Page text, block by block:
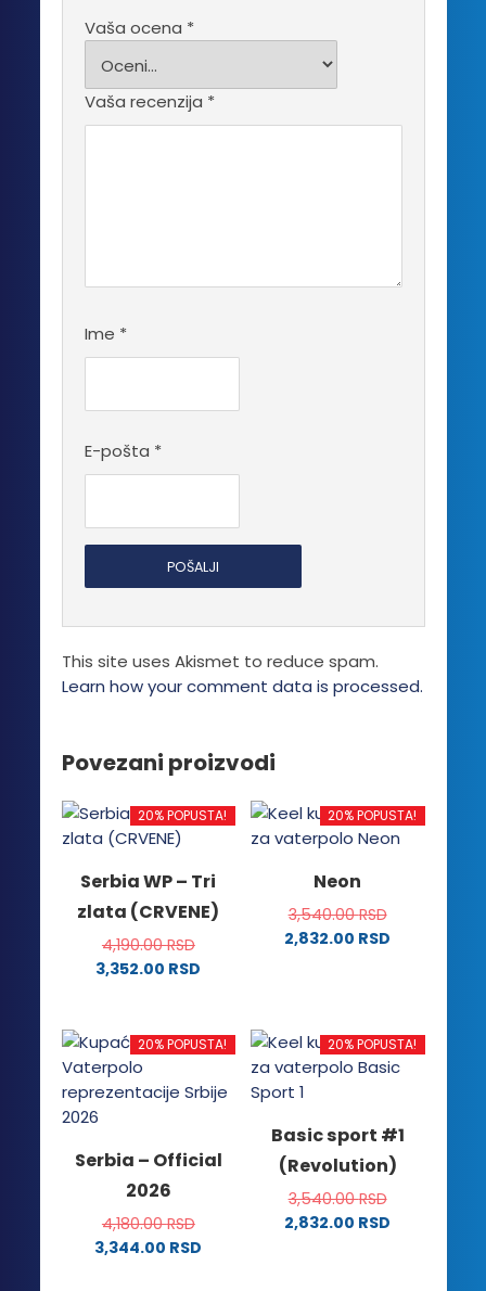
Vaša ocena *
Vaša recenzija *
Ime *
E-pošta *
This site uses Akismet to reduce spam.
Learn how your comment data is processed.
Povezani proizvodi
20% POPUSTA!
Serbia WP – Tri
zlata (CRVENE)
4,190.00RSD
3,352.00 RSD
ima
više
varijanti.
Opcije
biti
izabrane
stranici
20% POPUSTA!
Neon
3,540.00RSD
2,832.00 RSD
više
varijanti.
Opcije
biti
izabrane
stranici
proizvoda.
20% POPUSTA!
Serbia – Official
2026
4,180.00RSD
3,344.00 RSD
20% POPUSTA!
Basic sport #1
(Revolution)
3,540.00RSD
2,832.00 RSD